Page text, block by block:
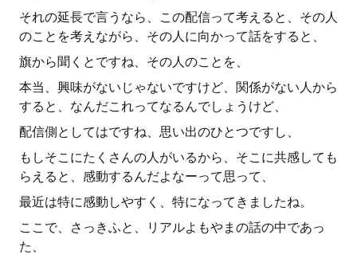
それの延長で言うなら、この配信って考えると、その人
のことを考えながら、その人に向かって話をすると、
旗から聞くとですね、その人のことを、
本当、興味がないじゃないですけど、関係がない人から
すると、なんだこれってなるんでしょうけど、
配信側としてはですね、思い出のひとつですし、
もしそこにたくさんの人がいるから、そこに共感しても
らえると、感動するんだよなーって思って、
最近は特に感動しやすく、特になってきましたね。
ここで、さっきふと、リアルよもやまの話の中であっ
た、